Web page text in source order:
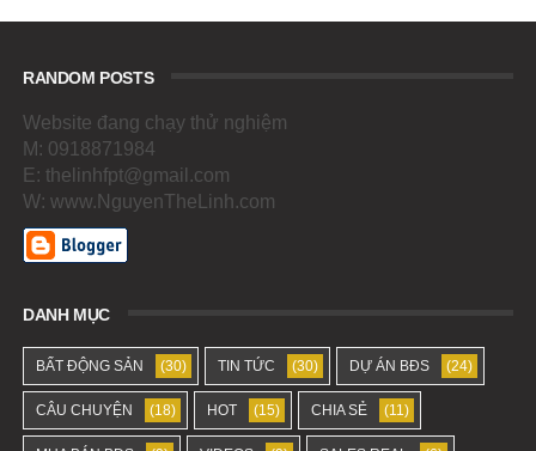
RANDOM POSTS
Website đang chạy thử nghiệm
M: 0918871984
E: thelinhfpt@gmail.com
W: www.NguyenTheLinh.com
DANH MỤC
BẤT ĐỘNG SẢN (30) TIN TỨC (30) DỰ ÁN BĐS (24)
CÂU CHUYỆN (18) HOT (15) CHIA SẺ (11)